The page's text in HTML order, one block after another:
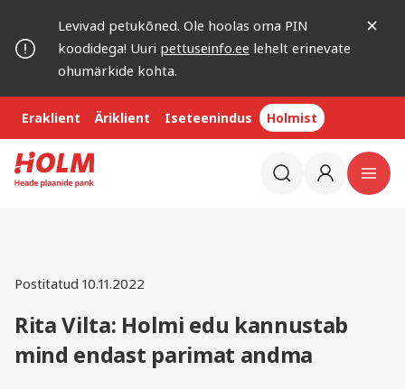
Levivad petukõned. Ole hoolas oma PIN
koodidega! Uuri pettuseinfo.ee lehelt erinevate
ohumärkide kohta.
Eraklient Äriklient Iseteenindus Holmist
Postitatud 10.11.2022
Rita Vilta: Holmi edu kannustab
mind endast parimat andma